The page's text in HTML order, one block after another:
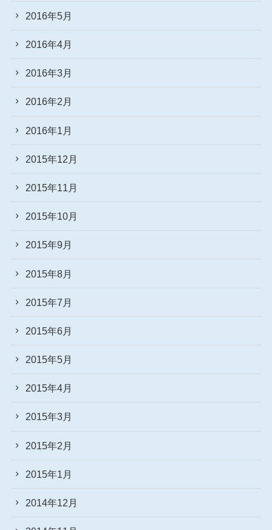
2016年5月
2016年4月
2016年3月
2016年2月
2016年1月
2015年12月
2015年11月
2015年10月
2015年9月
2015年8月
2015年7月
2015年6月
2015年5月
2015年4月
2015年3月
2015年2月
2015年1月
2014年12月